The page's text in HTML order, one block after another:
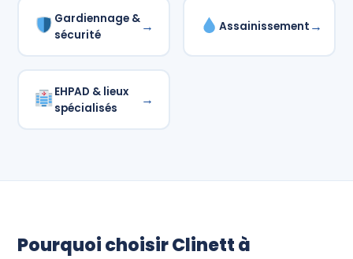
Gardiennage &
sécurité
→ Assainissement →
EHPAD & lieux
spécialisés
→
Pourquoi choisir Clinett à